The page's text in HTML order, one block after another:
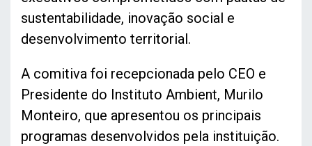
sustentabilidade, inovação social e
desenvolvimento territorial.
A comitiva foi recepcionada pelo CEO e
Presidente do Instituto Ambient, Murilo
Monteiro, que apresentou os principais
programas desenvolvidos pela instituição.